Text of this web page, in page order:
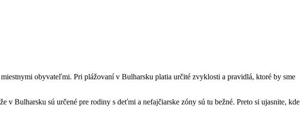
obyvateľmi. Pri plážovaní v Bulharsku platia určité zvyklosti a pravidlá, ktoré by sme
v Bulharsku sú určené pre rodiny s deťmi a nefajčiarske zóny sú tu bežné. Preto si ujasnite, kde